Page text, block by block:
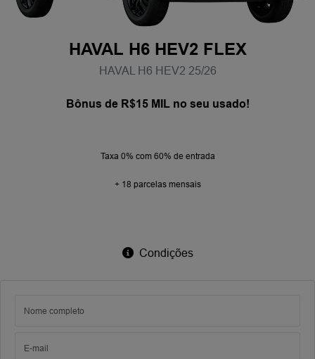
HAVAL H6 HEV2 FLEX
HAVAL H6 HEV2 25/26
Bônus de R$15 MIL no seu usado!
Taxa 0% com 60% de entrada
+ 18 parcelas mensais
Condições